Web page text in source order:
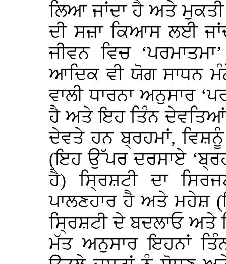
ਲਿਆ ਜਾਂਦਾ ਹੈ ਅਤੇ ਮੁਕਤੀ
ਦੀ ਸਜ਼ਾ ਕਿਆਸ ਲਈ
ਜੀਵਨ ਵਿਚ
ਆਦਿਕ ਵੀ ਯੋਗ ਸਾਧਨ
ਵਾਲੀ ਧਾਰਨਾ ਅਨੁਸਾਰ
ਹੈ ਅਤੇ ਇਹ ਤਿੰਨ ਦੇਵਤਿਆਂ
ਦੇਵਤੇ ਹਨ ਬ੍ਰਹਮਾਂ,
(ਇਹ ਉੱਪਰ ਦਰਸਾਏ
ਹੈ) ਸ੍ਰਿਸ਼ਟੀ ਦਾ
ਪਾਲਣਹਾਰ ਹੈ ਅਤੇ ਮਹੇਸ਼
ਸ੍ਰਿਸ਼ਟੀ ਦੇ ਬਦਲਾਓ ਅਤੇ
ਮੱਤ ਅਨੁਸਾਰ ਇਹਨਾਂ